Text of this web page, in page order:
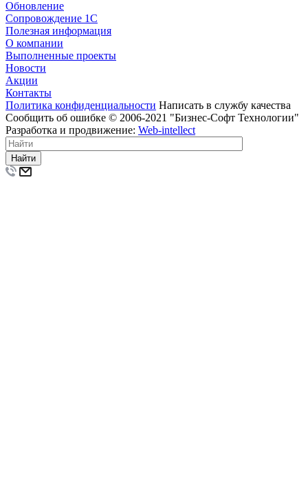
Обновление
Сопровождение 1С
Полезная информация
О компании
Выполненные проекты
Новости
Акции
Контакты
Политика конфиденциальности Написать в службу качества
Сообщить об ошибке © 2006-2021 "Бизнес-Софт Технологии"
Разработка и продвижение: Web-intellect
Найти